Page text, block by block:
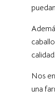
Nos
una